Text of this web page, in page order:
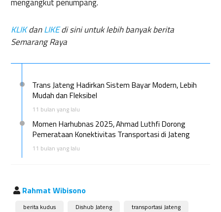
KLIKdanLIKEdi sini untuk lebih banyak berita
Semarang Raya
Trans Jateng Hadirkan Sistem Bayar Modern, Lebih
Mudah dan Fleksibel
11 bulan yang lalu
Momen Harhubnas 2025, Ahmad Luthfi Dorong
Pemerataan Konektivitas Transportasi di Jateng
11 bulan yang lalu
Rahmat Wibisono
berita kudus Dishub Jateng transportasi Jateng